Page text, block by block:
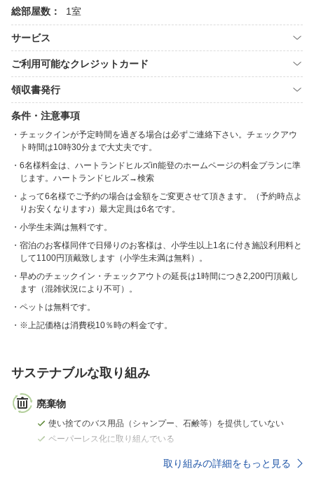
総部屋数： 1室
サービス
ご利用可能なクレジットカード
領収書発行
条件・注意事項
チェックインが予定時間を過ぎる場合は必ずご連絡下さい。チェックアウ
ト時間は10時30分まで大丈夫です。
6名様料金は、ハートランドヒルズin能登のホームページの料金プランに準
じます。ハートランドヒルズ→検索
よって6名様でご予約の場合は金額をご変更させて頂きます。（予約時点よ
りお安くなります♪）最大定員は6名です。
小学生未満は無料です。
宿泊のお客様同伴で日帰りのお客様は、小学生以上1名に付き施設利用料と
して1100円頂戴致します（小学生未満は無料）。
早めのチェックイン・チェックアウトの延長は1時間につき2,200円頂戴し
ます（混雑状況により不可）。
ペットは無料です。
※上記価格は消費税10％時の料金です。
サステナブルな取り組み
廃棄物
使い捨てのバス用品（シャンプー、石鹸等）を提供していない
ペーパーレス化に取り組んでいる
取り組みの詳細をもっと見る